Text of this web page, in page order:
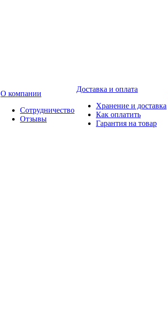
О компании
Сотрудничество
Отзывы
Доставка и оплата
Хранение и доставка
Как оплатить
Гарантия на товар